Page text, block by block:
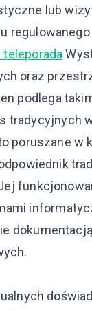
lub
teleporada
oraz
podlega
tradycyjnych
poruszane w